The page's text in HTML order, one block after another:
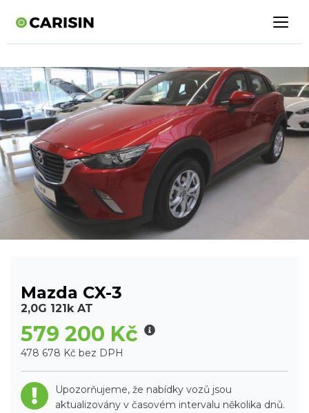
Mazda CX-3
2,0G 121k AT
579 200 Kč
478 678 Kč bez DPH
Upozorňujeme, že nabídky vozů jsou
aktualizovány v časovém intervalu několika dnů.